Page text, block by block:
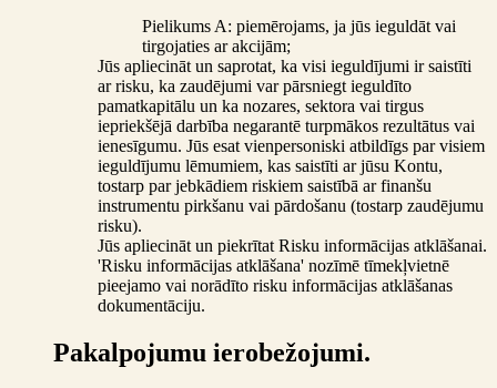
Pielikums A: piemērojams, ja jūs ieguldāt vai
tirgojaties ar akcijām;
Jūs apliecināt un saprotat, ka visi ieguldījumi ir saistīti
ar risku, ka zaudējumi var pārsniegt ieguldīto
pamatkapitālu un ka nozares, sektora vai tirgus
iepriekšējā darbība negarantē turpmākos rezultātus vai
ienesīgumu. Jūs esat vienpersoniski atbildīgs par visiem
ieguldījumu lēmumiem, kas saistīti ar jūsu Kontu,
tostarp par jebkādiem riskiem saistībā ar finanšu
instrumentu pirkšanu vai pārdošanu (tostarp zaudējumu
risku).
Jūs apliecināt un piekrītat Risku informācijas atklāšanai.
'Risku informācijas atklāšana' nozīmē tīmekļvietnē
pieejamo vai norādīto risku informācijas atklāšanas
dokumentāciju.
Pakalpojumu ierobežojumi.